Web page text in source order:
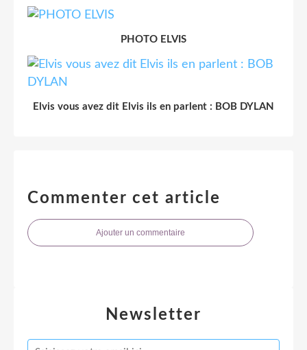
PHOTO ELVIS
Elvis vous avez dit Elvis ils en parlent : BOB DYLAN
Commenter cet article
Ajouter un commentaire
Newsletter